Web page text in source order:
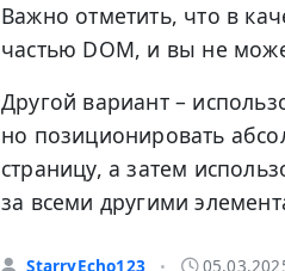
Важно отметить, что в
частью DOM, и вы не
Другой вариант –
но позиционировать
страницу, а затем
за всеми другими
StarryEcho123 •